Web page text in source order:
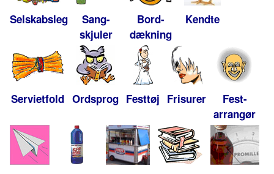
Selskabsleg
Sang-
skjuler
Bord-
dækning
Kendte
Servietfold Ordsprog Festtøj Frisurer
Fest-
arrangør